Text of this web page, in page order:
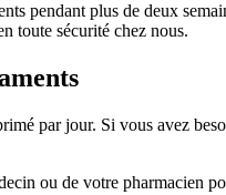
pendant plus de deux
toute sécurité chez nous.
par jour. Si vous avez
ou de votre pharmacien